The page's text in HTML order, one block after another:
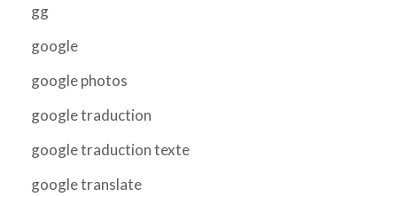
gg
google
google photos
google traduction
google traduction texte
google translate